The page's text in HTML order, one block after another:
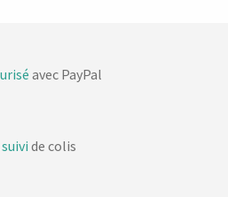
avec PayPal
de colis